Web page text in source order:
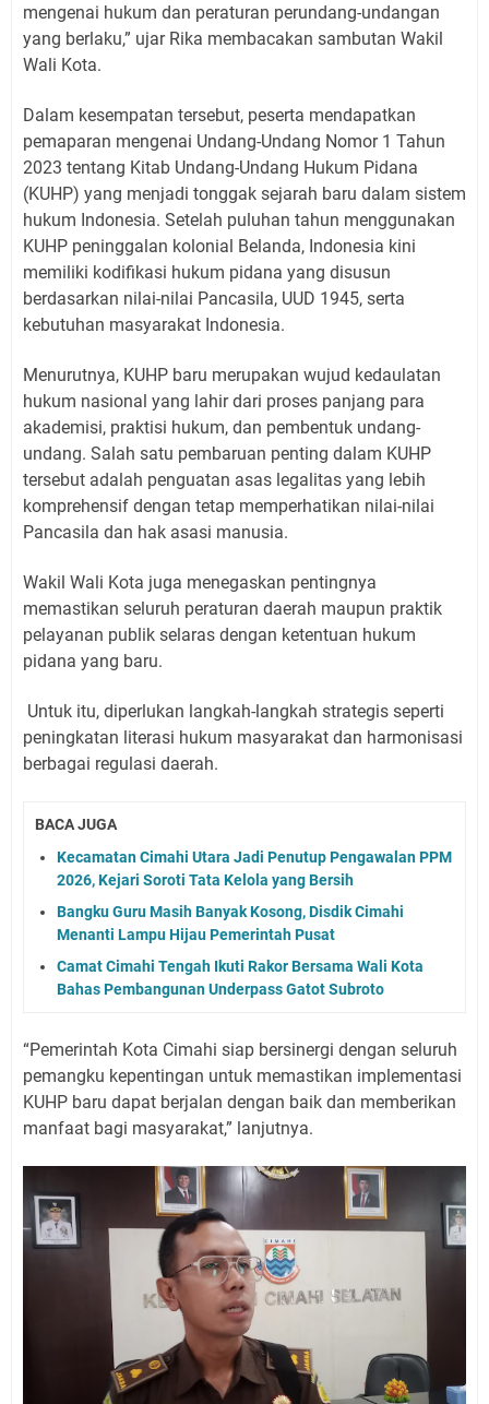
mengenai hukum dan peraturan perundang-undangan
yang berlaku,” ujar Rika membacakan sambutan Wakil
Wali Kota.
Dalam kesempatan tersebut, peserta mendapatkan
pemaparan mengenai Undang-Undang Nomor 1 Tahun
2023 tentang Kitab Undang-Undang Hukum Pidana
(KUHP) yang menjadi tonggak sejarah baru dalam sistem
hukum Indonesia. Setelah puluhan tahun menggunakan
KUHP peninggalan kolonial Belanda, Indonesia kini
memiliki kodifikasi hukum pidana yang disusun
berdasarkan nilai-nilai Pancasila, UUD 1945, serta
kebutuhan masyarakat Indonesia.
Menurutnya, KUHP baru merupakan wujud kedaulatan
hukum nasional yang lahir dari proses panjang para
akademisi, praktisi hukum, dan pembentuk undang-
undang. Salah satu pembaruan penting dalam KUHP
tersebut adalah penguatan asas legalitas yang lebih
komprehensif dengan tetap memperhatikan nilai-nilai
Pancasila dan hak asasi manusia.
Wakil Wali Kota juga menegaskan pentingnya
memastikan seluruh peraturan daerah maupun praktik
pelayanan publik selaras dengan ketentuan hukum
pidana yang baru.
Untuk itu, diperlukan langkah-langkah strategis seperti
peningkatan literasi hukum masyarakat dan harmonisasi
berbagai regulasi daerah.
BACA JUGA
Kecamatan Cimahi Utara Jadi Penutup Pengawalan PPM
2026, Kejari Soroti Tata Kelola yang Bersih
Bangku Guru Masih Banyak Kosong, Disdik Cimahi
Menanti Lampu Hijau Pemerintah Pusat
Camat Cimahi Tengah Ikuti Rakor Bersama Wali Kota
Bahas Pembangunan Underpass Gatot Subroto
“Pemerintah Kota Cimahi siap bersinergi dengan seluruh
pemangku kepentingan untuk memastikan implementasi
KUHP baru dapat berjalan dengan baik dan memberikan
manfaat bagi masyarakat,” lanjutnya.